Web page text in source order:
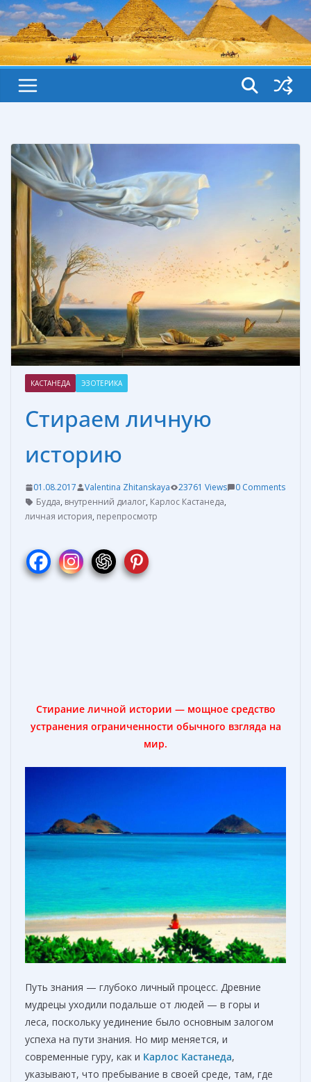
КАСТАНЕДА ЭЗОТЕРИКА
Стираем личную
историю
01.08.2017 Valentina Zhitanskaya 23761 Views
0 Comments
Будда, внутренний диалог, Карлос Кастанеда,
личная история, перепросмотр
Стирание личной истории — мощное средство
устранения ограниченности обычного взгляда на
мир.
Путь знания — глубоко личный процесс. Древние
мудрецы уходили подальше от людей — в горы и
леса, поскольку уединение было основным залогом
успеха на пути знания. Но мир меняется, и
современные гуру, как и Карлос Кастанеда,
указывают, что пребывание в своей среде, там, где